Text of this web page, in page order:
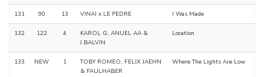
131 90 13 VINAI x LE PEDRE I Was Made
132 122 4
KAROL G, ANUEL AA &
J.BALVIN
Location
133 NEW 1
TOBY ROMEO, FELIX JAEHN
& FAULHABER
Where The Lights Are Low